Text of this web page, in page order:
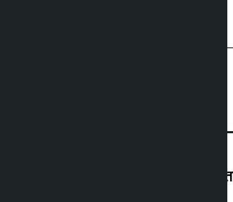
‘देशमा कहिल्यै नभएको शासकीय